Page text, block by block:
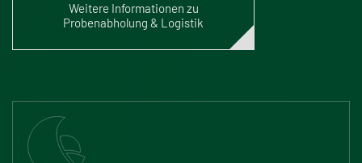
Weitere Informationen zu
Probenabholung & Logistik